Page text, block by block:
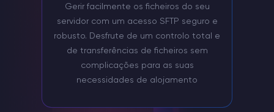
Gerir facilmente os ficheiros do seu
servidor com um acesso SFTP seguro e
robusto. Desfrute de um controlo total e
de transferências de ficheiros sem
complicações para as suas
necessidades de alojamento